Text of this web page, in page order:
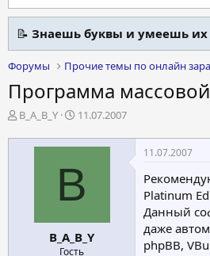
📝 Знаешь буквы и умеешь их
Форумы Прочие темы по онлайн
Программа
А
т
B_A_B_Y
Д
т
н
а
ч
а
11.07.2007
B
B_A_B_Y
Гость
11.07.2007
Platinum
Данный
даже
phpBB,